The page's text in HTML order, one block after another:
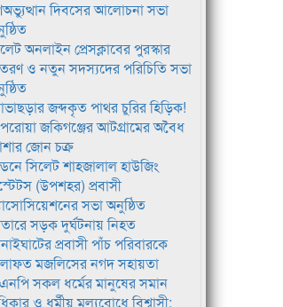
দিবসের আলোচনা সভা
অনলাইন প্রেসক্লাবের পুরস্কার
ও নতুন সদস্যদের পরিচিতি সভা
জব্দকৃত পাথর চুরির হিড়িক!
জকিগঞ্জের আটগ্রামের অবৈধ
জোন চক্র
সিলেট শাহজালাল হাউজিং
(উপশহর) প্রবাসী
সভা অনুষ্ঠিত
সড়ক দুর্ঘটনায় নিহত
প্রবাসী পাঁচ পরিবারকে
মজলিসের নগদ সহায়তা
সকল ধর্মের মানুষের সমান
ও ধর্মীয় মুল্যবোধে বিশ্বাসী: